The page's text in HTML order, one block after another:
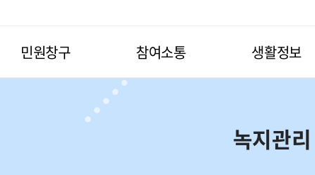
민원창구 참여소통 생활정보
녹지관리